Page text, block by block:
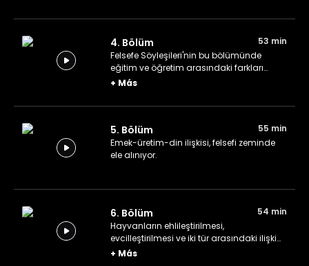
4. Bölüm
53 min
Felsefe Söyleşileri'nin bu bölümünde
eğitim ve öğretim arasındaki farkları
beşeri bilimler üzerinden ele alınıyor.
+ Más
5. Bölüm
55 min
Emek-üretim-din ilişkisi, felsefi zeminde
ele alınıyor.
6. Bölüm
54 min
Hayvanların ehlileştirilmesi,
evcilleştirilmesi ve iki tür arasındaki ilişki
ele alınıyor.
+ Más